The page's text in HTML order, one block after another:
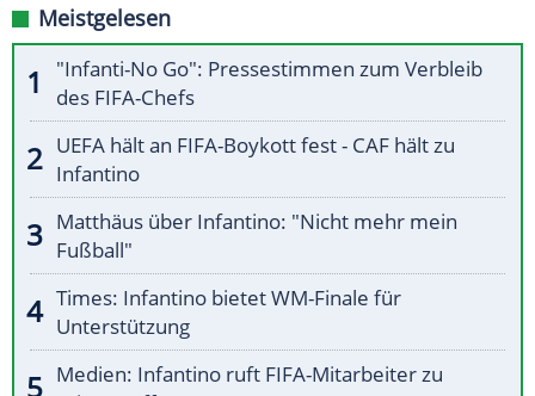
Meistgelesen
"Infanti-No Go": Pressestimmen zum Verbleib
des FIFA-Chefs
UEFA hält an FIFA-Boykott fest - CAF hält zu
Infantino
Matthäus über Infantino: "Nicht mehr mein
Fußball"
Times: Infantino bietet WM-Finale für
Unterstützung
Medien: Infantino ruft FIFA-Mitarbeiter zu